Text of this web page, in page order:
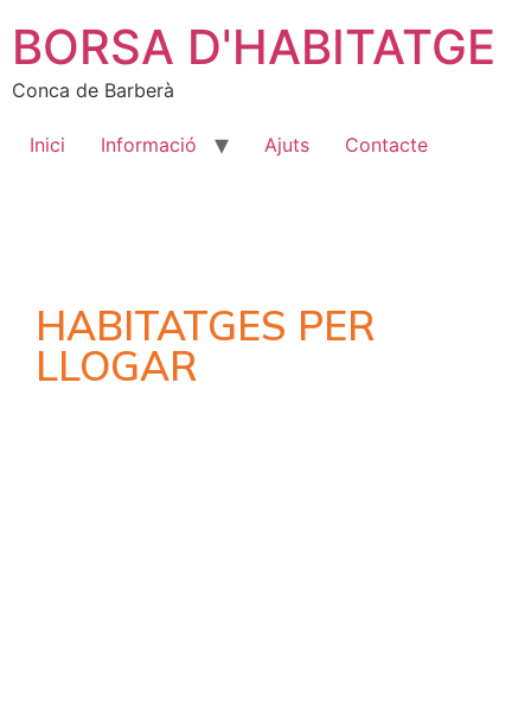
BORSA D'HABITATGE
Conca de Barberà
Inici Informació Ajuts Contacte
HABITATGES PER
LLOGAR